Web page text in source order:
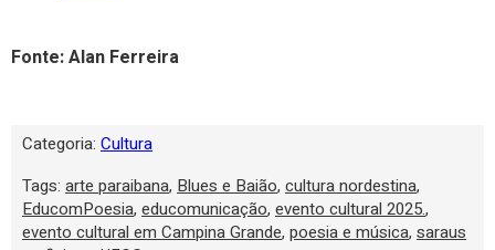
Fonte: Alan Ferreira
Categoria: Cultura
Tags: arte paraibana, Blues e Baião, cultura nordestina,
EducomPoesia, educomunicação, evento cultural 2025.,
evento cultural em Campina Grande, poesia e música, saraus